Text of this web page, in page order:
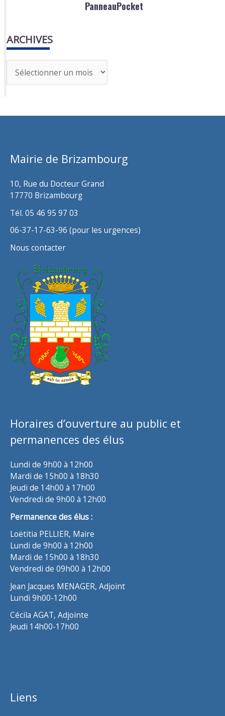
PanneauPocket
ARCHIVES
r
h
Mairie de Brizambourg
10, Rue du Docteur Grand
17770 Brizambourg
Tél. 05 46 95 97 03
06-37-17-63-96 (pour les urgences)
Nous contacter
Horaires d’ouverture au public et
permanences des élus
Lundi de 9h00 à 12h00
Mardi de 15h00 à 18h30
Jeudi de 14h00 à 17h00
Vendredi de 9h00 à 12h00
Permanence des élus :
Loëtitia PELLIER, Maire
Lundi de 9h00 à 12h00
Mardi de 15h00 à 18h30
Vendredi de 09h00 à 12h00
Jean Jacques MENAGER, Adjoint
Lundi 9h00-12h00
Cécila AGAT, Adjointe
Jeudi 14h00-17h00
Liens